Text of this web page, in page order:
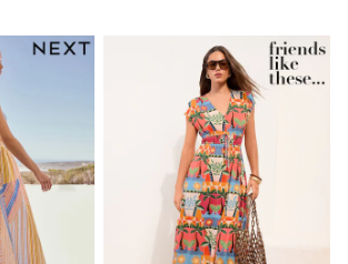
All Clothing
Coats & Jackets
Dresses
Holiday Shop
Jeans
Jumpsuits & Playsuits
All Girl's New In
Kid's Top Picks
Top & Bottom Sets
Summer Dresses